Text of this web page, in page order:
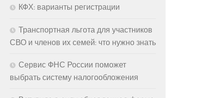
КФХ: варианты регистрации
Транспортная льгота для участников
СВО и членов их семей: что нужно знать
Сервис ФНС России поможет
выбрать систему налогообложения